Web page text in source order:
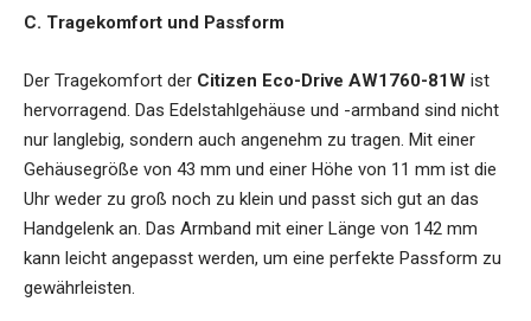
C. Tragekomfort und Passform
Der Tragekomfort der Citizen Eco-Drive AW1760-81W ist
hervorragend. Das Edelstahlgehäuse und -armband sind nicht
nur langlebig, sondern auch angenehm zu tragen. Mit einer
Gehäusegröße von 43 mm und einer Höhe von 11 mm ist die
Uhr weder zu groß noch zu klein und passt sich gut an das
Handgelenk an. Das Armband mit einer Länge von 142 mm
kann leicht angepasst werden, um eine perfekte Passform zu
gewährleisten.